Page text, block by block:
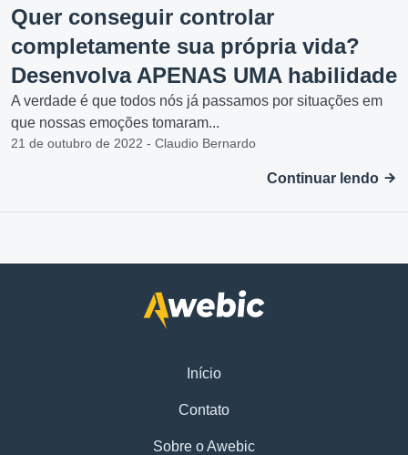
Quer conseguir controlar
completamente sua própria vida?
Desenvolva APENAS UMA habilidade
A verdade é que todos nós já passamos por situações em
que nossas emoções tomaram...
21 de outubro de 2022 - Claudio Bernardo
Continuar lendo
Início
Contato
Sobre o Awebic